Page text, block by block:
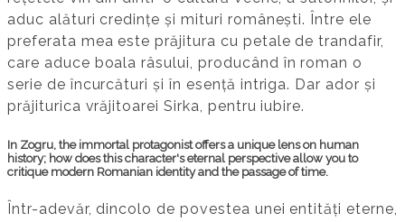
aduc alături credințe și mituri românești. Între ele
preferata mea este prăjitura cu petale de trandafir,
care aduce boala râsului, producând în roman o
serie de încurcături și în esență intriga. Dar ador și
prăjiturica vrăjitoarei Sirka, pentru iubire.
In Zogru, the immortal protagonist offers a unique lens on human
history; how does this character's eternal perspective allow you to
critique modern Romanian identity and the passage of time.
Într-adevăr, dincolo de povestea unei entități eterne,